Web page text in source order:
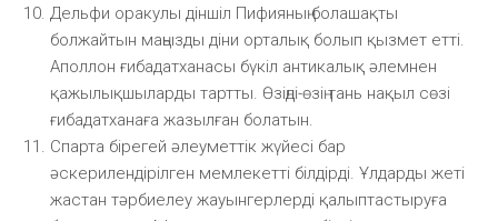
Дельфи оракулы діншіл Пифияның болашақты
болжайтын маңызды діни орталық болып қызмет етті.
Аполлон ғибадатханасы бүкіл антикалық әлемнен
қажылықшыларды тартты. Өзіңді-өзің тань нақыл сөзі
ғибадатханаға жазылған болатын.
Спарта бірегей әлеуметтік жүйесі бар
әскерилендірілген мемлекетті білдірді. Ұлдарды жеті
жастан тәрбиелеу жауынгерлерді қалыптастыруға